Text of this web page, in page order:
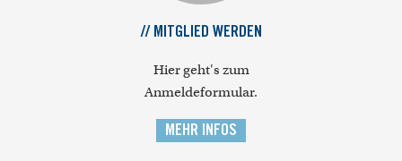
// MITGLIED WERDEN
Hier geht's zum
Anmeldeformular.
MEHR INFOS